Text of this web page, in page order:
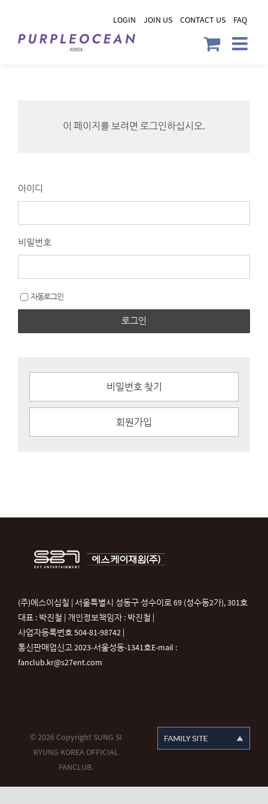
content
LOGIN JOIN US CONTACT US FAQ
이 페이지를 보려면 로그인하십시오.
아이디
비밀번호
자동로그인
로그인
비밀번호 찾기
회원가입
(주)에스이십칠 | 서울특별시 성동구 성수이로 69 (성수동2가), 301호
대표 : 박진철 | 개인정보책임자 : 박진철 |
사업자등록번호 504-81-98742 |
통신판매업신고 2023-서울성동-1341호E-mail :
fanclub.kr@s27ent.com
© 2026 Copyright SUNG SI
KYUNG KOREA OFFICIAL
FANCLUB.